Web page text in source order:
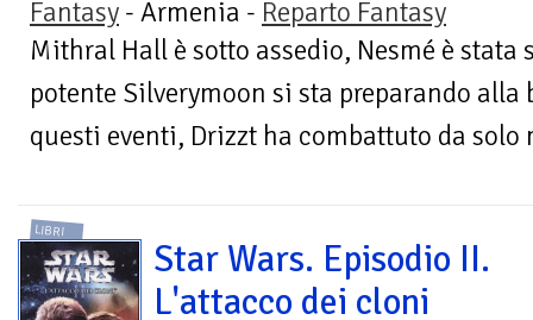
Fantasy - Armenia - Reparto Fantasy
Mithral Hall è sotto assedio, Nesmé è stata
potente Silverymoon si sta preparando
questi eventi, Drizzt ha combattuto da solo
LIBRI
Star Wars. Episodio II.
L'attacco dei cloni